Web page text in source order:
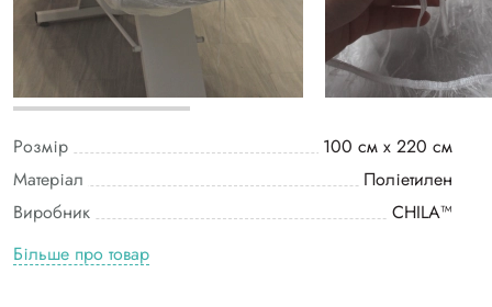
Розмір
100 см х 220 см
Матеріал
Поліетилен
Виробник
CHILA™
Більше про товар